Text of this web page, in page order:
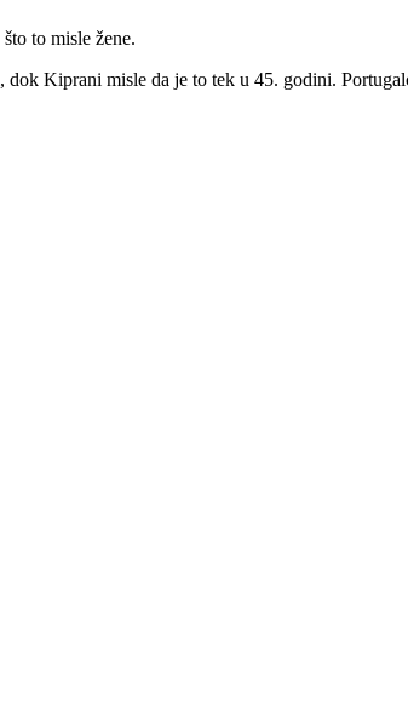
to misle žene.
Kiprani misle da je to tek u 45. godini.